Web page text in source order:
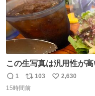
この生写真は汎用性が
は絶対買った方が良いw
返
信
1
リ
ポ
103
い
2,630
15時間前